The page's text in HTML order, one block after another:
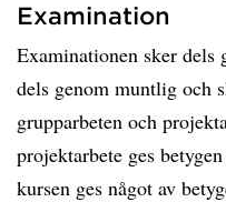
Examination
Examinationen sker dels
dels genom muntlig och
grupparbeten och
projektarbete ges
kursen ges något av